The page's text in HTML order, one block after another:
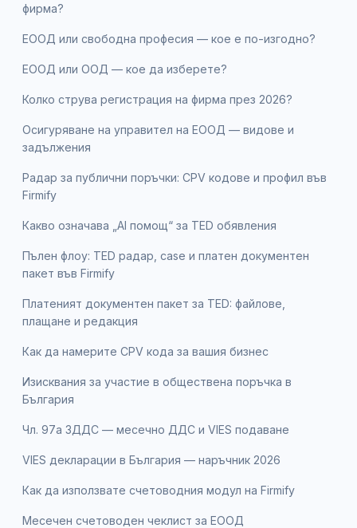
фирма?
ЕООД или свободна професия — кое е по-изгодно?
ЕООД или ООД — кое да изберете?
Колко струва регистрация на фирма през 2026?
Осигуряване на управител на ЕООД — видове и
задължения
Радар за публични поръчки: CPV кодове и профил във
Firmify
Какво означава „AI помощ“ за TED обявления
Пълен флоу: TED радар, case и платен документен
пакет във Firmify
Платеният документен пакет за TED: файлове,
плащане и редакция
Как да намерите CPV кода за вашия бизнес
Изисквания за участие в обществена поръчка в
България
Чл. 97а ЗДДС — месечно ДДС и VIES подаване
VIES декларации в България — наръчник 2026
Как да използвате счетоводния модул на Firmify
Месечен счетоводен чеклист за ЕООД